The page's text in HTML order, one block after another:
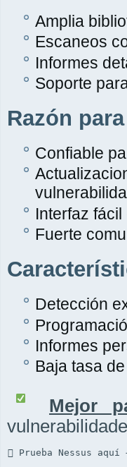
Amplia
Escaneos
Informes
Soporte
Razón
Confiable
Interfaz
Fuerte
Detección
Informes
Baja tasa
Mejor
 Prueba Nessus aquí